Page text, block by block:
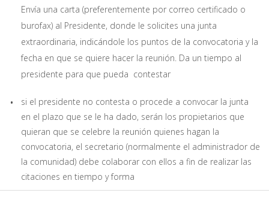
Envía una carta (preferentemente por correo certificado o
burofax) al Presidente, donde le solicites una junta
extraordinaria, indicándole los puntos de la convocatoria y la
fecha en que se quiere hacer la reunión. Da un tiempo al
presidente para que pueda contestar
si el presidente no contesta o procede a convocar la junta
en el plazo que se le ha dado, serán los propietarios que
quieran que se celebre la reunión quienes hagan la
convocatoria, el secretario (normalmente el administrador de
la comunidad) debe colaborar con ellos a fin de realizar las
citaciones en tiempo y forma